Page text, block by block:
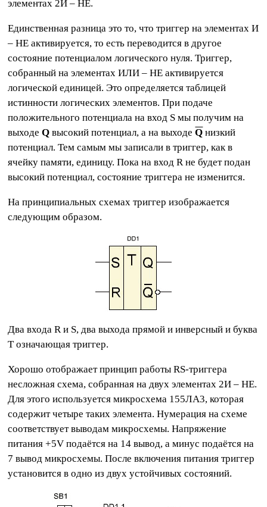
элементах 2И – НЕ.
Единственная разница это то, что триггер на элементах И
– НЕ активируется, то есть переводится в другое
состояние потенциалом логического нуля. Триггер,
собранный на элементах ИЛИ – НЕ активируется
логической единицей. Это определяется таблицей
истинности логических элементов. При подаче
положительного потенциала на вход S мы получим на
выходеQ высокий потенциал, а на выходеQ низкий
потенциал. Тем самым мы записали в триггер, как в
ячейку памяти, единицу. Пока на вход R не будет подан
высокий потенциал, состояние триггера не изменится.
На принципиальных схемах триггер изображается
следующим образом.
Два входа R и S, два выхода прямой и инверсный и буква
Т означающая триггер.
Хорошо отображает принцип работы RS-триггера
несложная схема, собранная на двух элементах 2И – НЕ.
Для этого используется микросхема 155ЛА3, которая
содержит четыре таких элемента. Нумерация на схеме
соответствует выводам микросхемы. Напряжение
питания +5V подаётся на 14 вывод, а минус подаётся на
7 вывод микросхемы. После включения питания триггер
установится в одно из двух устойчивых состояний.